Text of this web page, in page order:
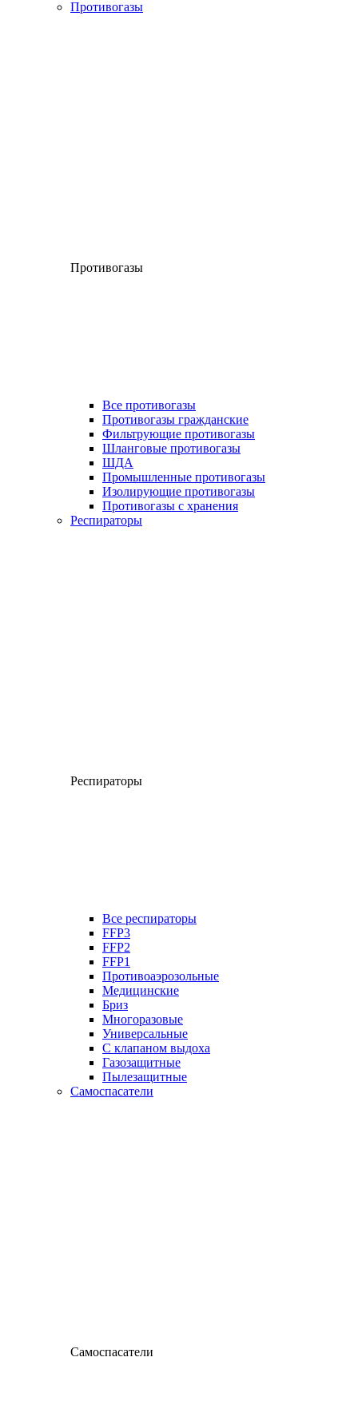
Противогазы
Противогазы
Все противогазы
Противогазы гражданские
Фильтрующие противогазы
Шланговые противогазы
ШДА
Промышленные противогазы
Изолирующие противогазы
Противогазы с хранения
Респираторы
Респираторы
Все респираторы
FFP3
FFP2
FFP1
Противоаэрозольные
Медицинские
Бриз
Многоразовые
Универсальные
С клапаном выдоха
Газозащитные
Пылезащитные
Самоспасатели
Самоспасатели